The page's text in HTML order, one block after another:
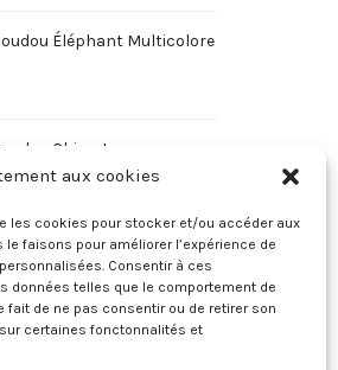
aux cookies
les cookies pour stocker et/ou accéder aux
faisons pour améliorer l’expérience de
Consentir à ces
données telles que le comportement de
fait de ne pas consentir ou de retirer son
certaines fonctonnalités et
Éléphant Multicolore
Chien Jaune